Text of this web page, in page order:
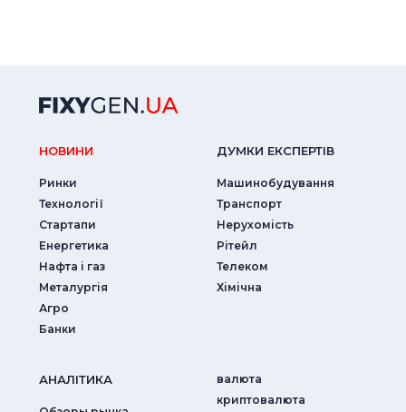
НОВИНИ
Ринки
Технології
Стартапи
Енергетика
Нафта і газ
Металургія
Агро
Банки
ДУМКИ ЕКСПЕРТIВ
Машинобудування
Транспорт
Нерухомість
Рітейл
Телеком
Хімічна
АНАЛIТИКА
валюта
криптовалюта